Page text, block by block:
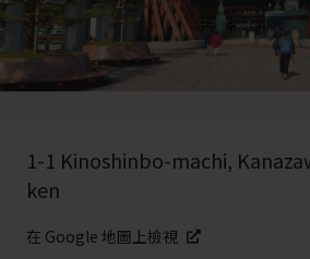
1-1 Kinoshinbo-machi,
ken
在 Google 地圖上檢視